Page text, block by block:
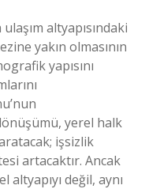
altyapısındaki
yakın olmasının
yapısını
yerel halk
işsizlik
artacaktır. Ancak
değil, aynı